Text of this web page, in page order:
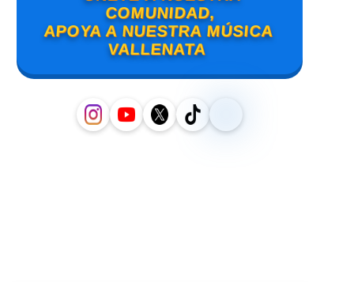
COMUNIDAD,
APOYA A NUESTRA MÚSICA
VALLENATA